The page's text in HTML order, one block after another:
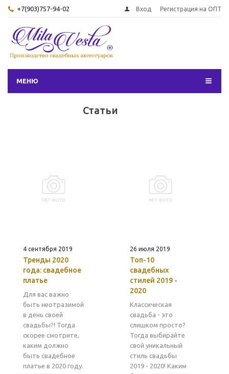
+7(903)757-94-02 Вход Регистрация на ОПТ
МЕНЮ
Статьи
4 сентября 2019
Тренды 2020
года: свадебное
платье
Для вас важно
быть неотразимой
в день своей
свадьбы?! Тогда
скорее смотрите,
каким должно
быть свадебное
платье в 2020 году.
26 июля 2019
Топ-10
свадебных
стилей 2019 -
2020
Классическая
свадьба - это
слишком просто?
Тогда выбирайте
свой уникальный
стиль свадьбы
2019 - 2020! Каким